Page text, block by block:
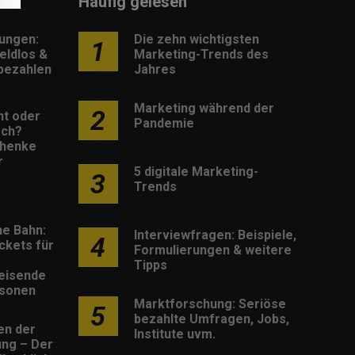
&
oder
Bahn:
für
der
– Der
1
Die zehn wichtigsten
Marketing-Trends des
Jahres
2
Marketing während der
Pandemie
3
5 digitale Marketing-
Trends
4
Interviewfragen: Beispiele,
Formulierungen & weitere
Tipps
5
Marktforschung: Seriöse
bezahlte Umfragen, Jobs,
Institute uvm.